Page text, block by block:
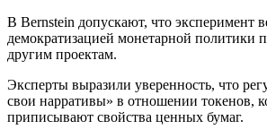
В Bernstein допускают, что эксперимент
демократизацией монетарной политики
другим проектам.
Эксперты выразили уверенность, что
свои нарративы» в отношении токенов,
приписывают свойства ценных бумаг.